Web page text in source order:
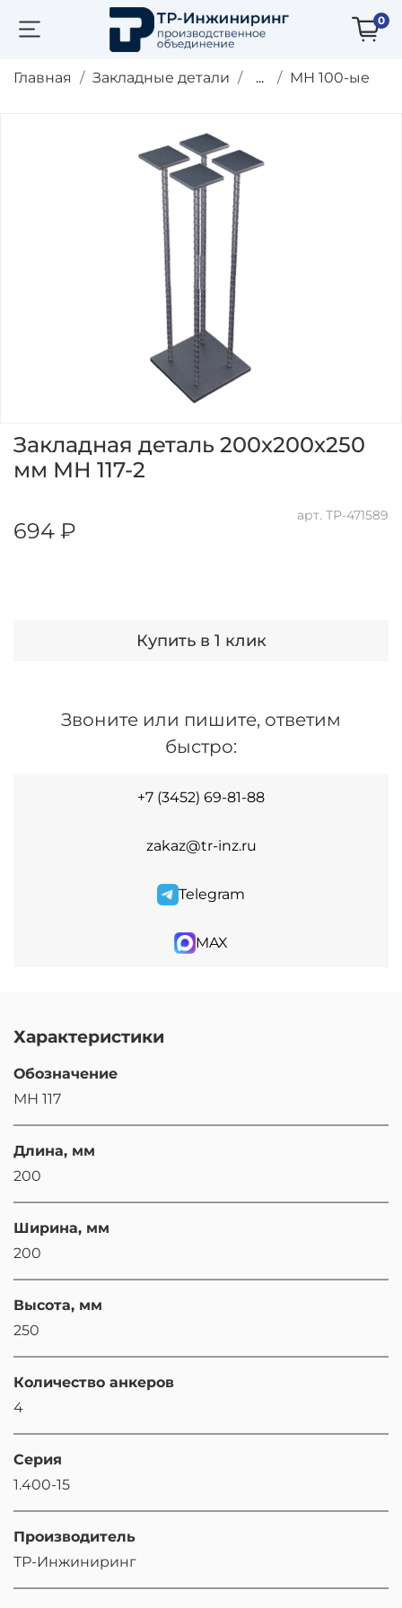
0
Главная Закладные детали ... МН 100-ые
арт. ТР-471589
Закладная деталь 200х200х250
мм МН 117-2
694 ₽
Купить в 1 клик
Звоните или пишите, ответим
быстро:
+7 (3452) 69-81-88
zakaz@tr-inz.ru
Telegram
MAX
Характеристики
Обозначение
МН 117
Длина, мм
200
Ширина, мм
200
Высота, мм
250
Количество анкеров
4
Серия
1.400-15
Производитель
ТР-Инжиниринг